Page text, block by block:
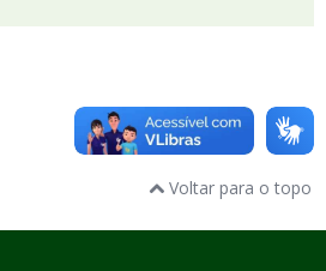
Voltar para o topo